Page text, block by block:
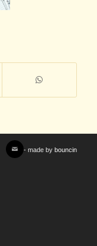
- made by bouncin